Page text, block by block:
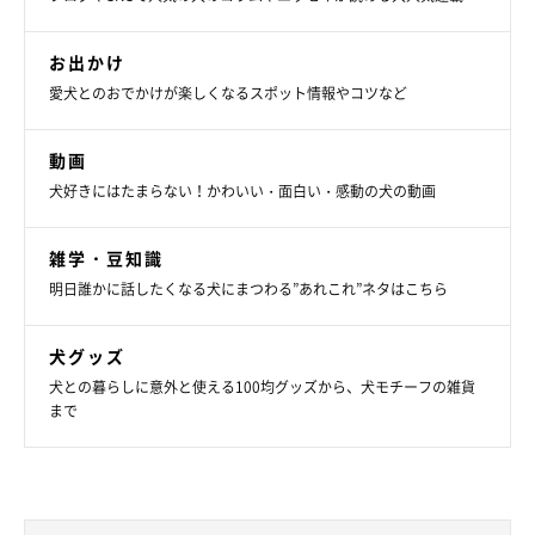
お出かけ
愛犬とのおでかけが楽しくなるスポット情報やコツなど
動画
犬好きにはたまらない！かわいい・面白い・感動の犬の動画
雑学・豆知識
明日誰かに話したくなる犬にまつわる”あれこれ”ネタはこちら
犬グッズ
犬との暮らしに意外と使える100均グッズから、犬モチーフの雑貨
まで